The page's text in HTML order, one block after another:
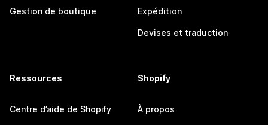
Gestion de boutique Expédition
Devises et traduction
Ressources
Centre d’aide de Shopify
Shopify
À propos